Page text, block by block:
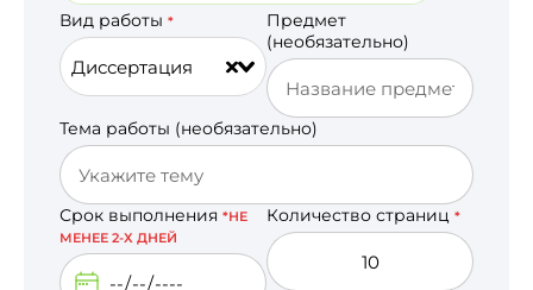
Вид работы *
Диссертация
Предмет
(необязательно)
Тема работы (необязательно)
Срок выполнения *НЕ
МЕНЕЕ 2-Х ДНЕЙ
Количество страниц *